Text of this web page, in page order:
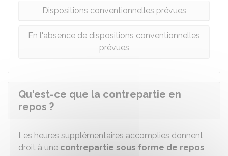
Dispositions conventionnelles prévues
En l'absence de dispositions conventionnelles
prévues
Qu'est-ce que la contrepartie en
repos ?
Les heures supplémentaires accomplies donnent
droit à une contrepartie sous forme de repos